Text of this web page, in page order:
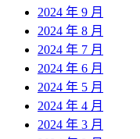
2024 年 9 月
2024 年 8 月
2024 年 7 月
2024 年 6 月
2024 年 5 月
2024 年 4 月
2024 年 3 月